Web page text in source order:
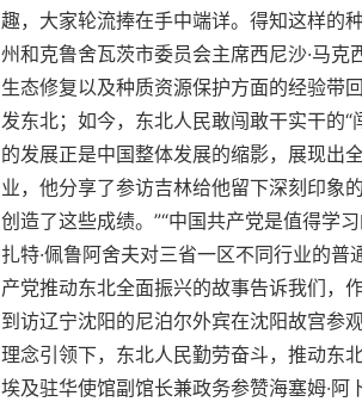
趣，大家轮流捧在手中端详。得知这样的
州和克鲁舍瓦茨市委员会主席西尼沙·马
生态修复以及种质资源保护方面的经验带
发东北；如今，东北人民敢闯敢干实干的
的发展正是中国整体发展的缩影，展现出
业，他分享了参访吉林给他留下深刻印象
创造了这些成绩。”“中国共产党是值得学
扎特·佩鲁阿舍夫对三省一区不同行业的
产党推动东北全面振兴的故事告诉我们
到访辽宁沈阳的尼泊尔外宾在沈阳故宫参
理念引领下，东北人民勤劳奋斗，推动东
埃及驻华使馆副馆长兼政务参赞海塞姆·